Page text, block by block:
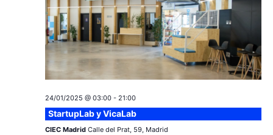
c
i
ó
n
d
n
d
e
i
24/01/2025 @ 03:00- 21:00
StartupLab y VicaLab
CIEC Madrid Calle del Prat, 59, Madrid